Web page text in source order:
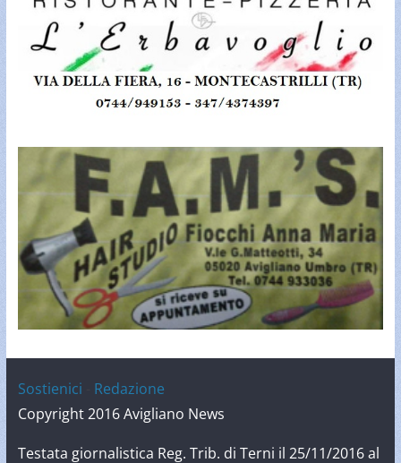
Sostienici
Redazione
Copyright 2016 Avigliano News
Testata giornalistica Reg. Trib. di Terni il 25/11/2016 al